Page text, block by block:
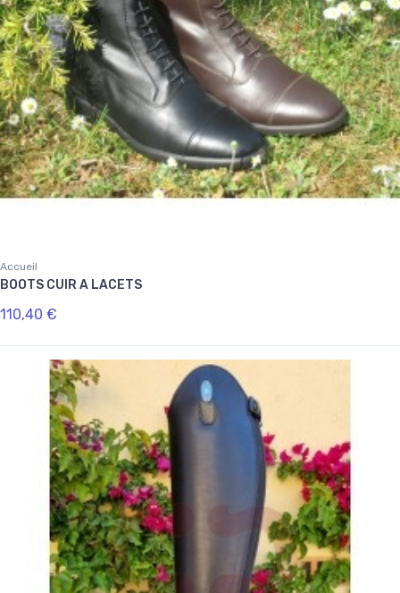
Accueil
BOOTS CUIR A LACETS
110,40 €